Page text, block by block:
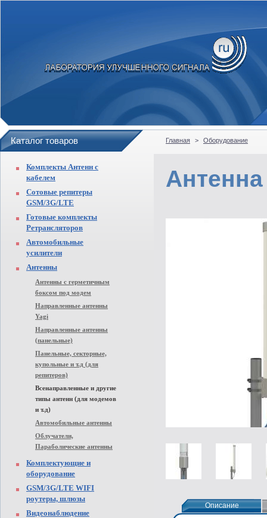
Каталог товаров
Комплекты Антенн с
кабелем
Сотовые репитеры
GSM/3G/LTE
Готовые комплекты
Ретрансляторов
Автомобильные
усилители
Антенны
Антенны с герметичным
боксом под модем
Направленные антенны
Yagi
Направленные антенны
(панельные)
Панельные, секторные,
купольные и т.д (для
репитеров)
Всенаправленные и другие
типы антенн (для модемов
и т.д)
Автомобильные антенны
Облучатели,
Параболические антенны
Комплектующие и
оборудование
GSM/3G/LTE WIFI
роутеры, шлюзы
Видеонаблюдение
Главная > Оборудование
Описание
Описание